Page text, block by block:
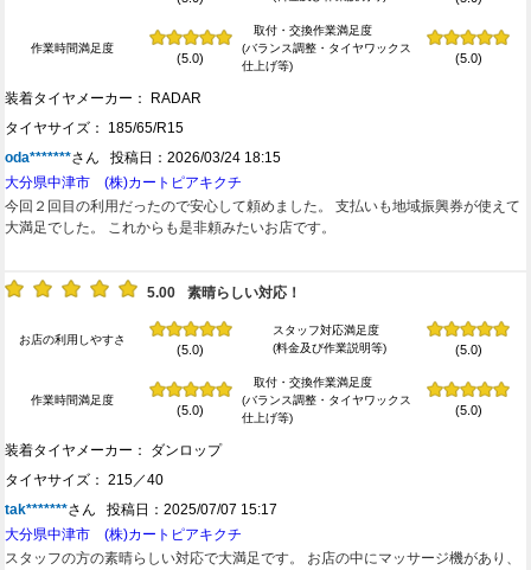
作業時間満足度
(5.0)
取付・交換作業満足度
(バランス調整・タイヤワックス
仕上げ等)
(5.0)
装着タイヤメーカー： RADAR
タイヤサイズ： 185/65/R15
oda*******さん 投稿日：2026/03/24 18:15
大分県中津市 (株)カートピアキクチ
今回２回目の利用だったので安心して頼めました。 支払いも地域振興券が使えて
大満足でした。 これからも是非頼みたいお店です。
5.00 素晴らしい対応！
お店の利用しやすさ
(5.0)
スタッフ対応満足度
(料金及び作業説明等)
(5.0)
作業時間満足度
(5.0)
取付・交換作業満足度
(バランス調整・タイヤワックス
仕上げ等)
(5.0)
装着タイヤメーカー： ダンロップ
タイヤサイズ： 215／40
tak*******さん 投稿日：2025/07/07 15:17
大分県中津市 (株)カートピアキクチ
スタッフの方の素晴らしい対応で大満足です。 お店の中にマッサージ機があり、